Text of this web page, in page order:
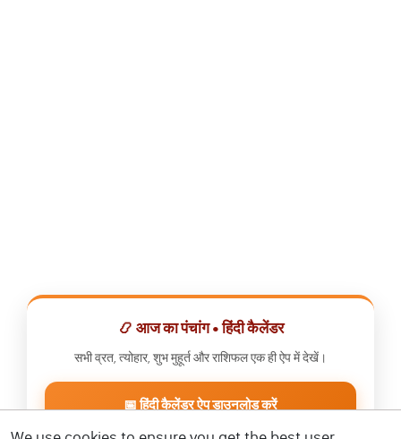
📿 आज का पंचांग • हिंदी कैलेंडर
सभी व्रत, त्योहार, शुभ मुहूर्त और राशिफल एक ही ऐप में देखें।
📅 हिंदी कैलेंडर ऐप डाउनलोड करें